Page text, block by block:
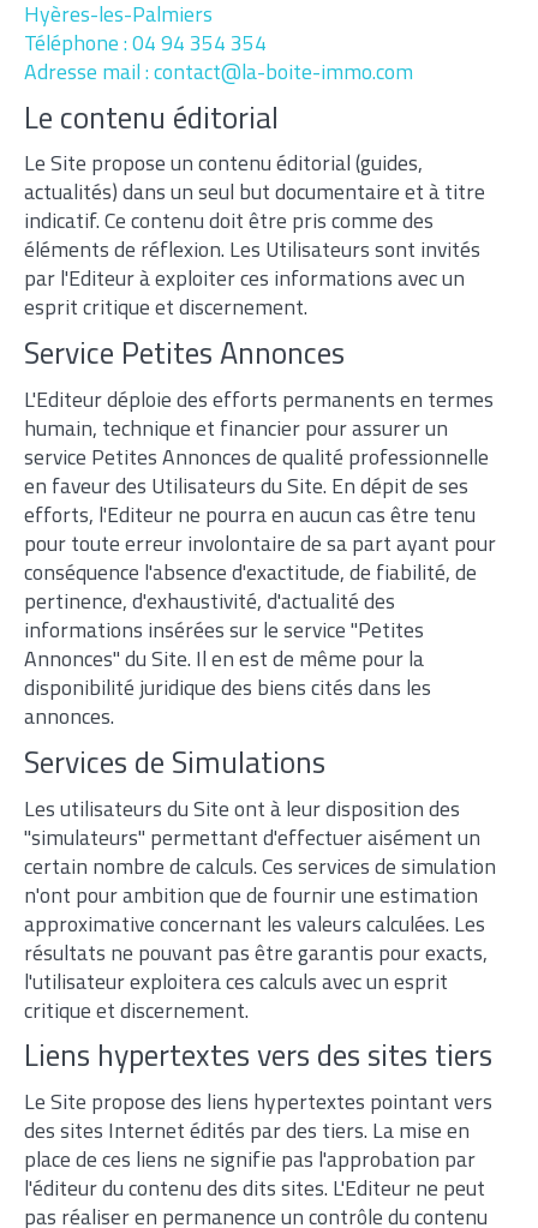
Hyères-les-Palmiers
Téléphone : 04 94 354 354
Adresse mail : contact@la-boite-immo.com
Le contenu éditorial
Le Site propose un contenu éditorial (guides,
actualités) dans un seul but documentaire et à titre
indicatif. Ce contenu doit être pris comme des
éléments de réflexion. Les Utilisateurs sont invités
par l'Editeur à exploiter ces informations avec un
esprit critique et discernement.
Service Petites Annonces
L'Editeur déploie des efforts permanents en termes
humain, technique et financier pour assurer un
service Petites Annonces de qualité professionnelle
en faveur des Utilisateurs du Site. En dépit de ses
efforts, l'Editeur ne pourra en aucun cas être tenu
pour toute erreur involontaire de sa part ayant pour
conséquence l'absence d'exactitude, de fiabilité, de
pertinence, d'exhaustivité, d'actualité des
informations insérées sur le service "Petites
Annonces" du Site. Il en est de même pour la
disponibilité juridique des biens cités dans les
annonces.
Services de Simulations
Les utilisateurs du Site ont à leur disposition des
"simulateurs" permettant d'effectuer aisément un
certain nombre de calculs. Ces services de simulation
n'ont pour ambition que de fournir une estimation
approximative concernant les valeurs calculées. Les
résultats ne pouvant pas être garantis pour exacts,
l'utilisateur exploitera ces calculs avec un esprit
critique et discernement.
Liens hypertextes vers des sites tiers
Le Site propose des liens hypertextes pointant vers
des sites Internet édités par des tiers. La mise en
place de ces liens ne signifie pas l'approbation par
l'éditeur du contenu des dits sites. L'Editeur ne peut
pas réaliser en permanence un contrôle du contenu